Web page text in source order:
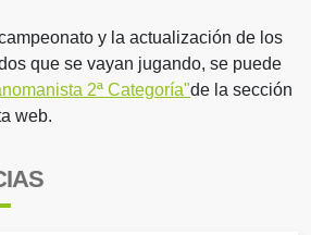
y la actualización de los
que se vayan jugando, se puede
2ª Categoría"de la sección
web.